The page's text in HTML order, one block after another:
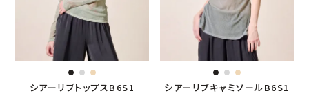
シアーリブトップスB6S1
シアーリブキャミソールB6S1